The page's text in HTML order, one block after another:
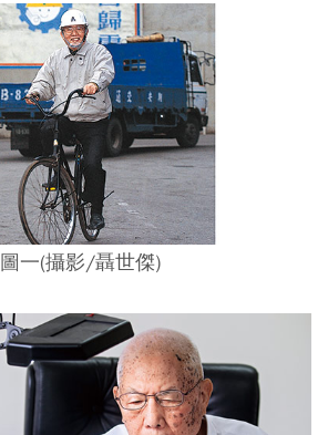
圖一(攝影/聶世傑)